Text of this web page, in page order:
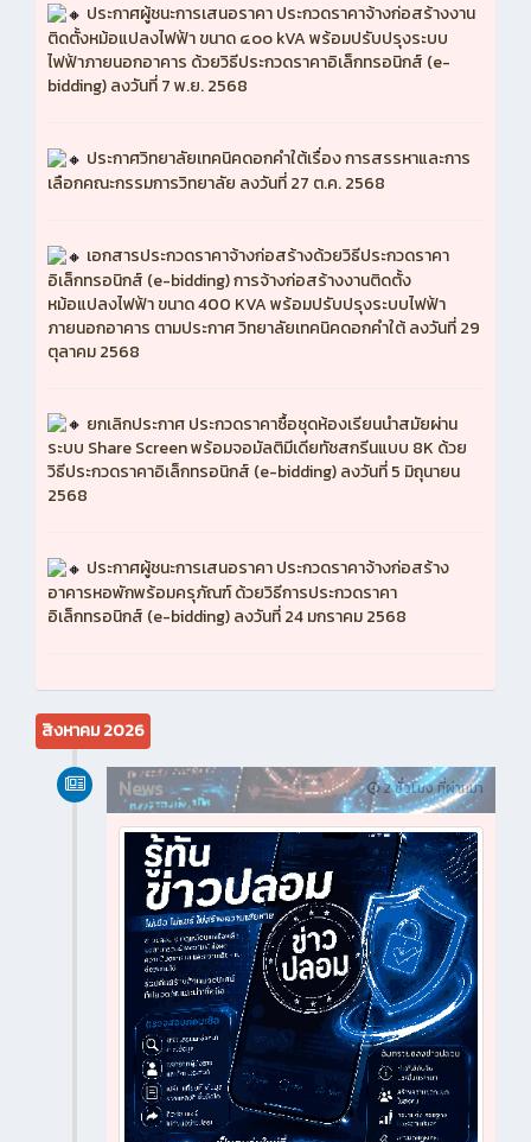
ประกาศผู้ชนะการเสนอราคา ประกวดราคาจ้างก่อสร้างงาน
ติดตั้งหม้อแปลงไฟฟ้า ขนาด ๔๐๐ kVA พร้อมปรับปรุงระบบ
ไฟฟ้าภายนอกอาคาร ด้วยวิธีประกวดราคาอิเล็กทรอนิกส์ (e-
bidding) ลงวันที่ 7 พ.ย. 2568
ประกาศวิทยาลัยเทคนิคดอกคำใต้เรื่อง การสรรหาและการ
เลือกคณะกรรมการวิทยาลัย ลงวันที่ 27 ต.ค. 2568
เอกสารประกวดราคาจ้างก่อสร้างด้วยวิธีประกวดราคา
อิเล็กทรอนิกส์ (e-bidding) การจ้างก่อสร้างงานติดตั้ง
หม้อแปลงไฟฟ้า ขนาด 400 KVA พร้อมปรับปรุงระบบไฟฟ้า
ภายนอกอาคาร ตามประกาศ วิทยาลัยเทคนิคดอกคำใต้ ลงวันที่ 29
ตุลาคม 2568
ยกเลิกประกาศ ประกวดราคาซื้อชุดห้องเรียนนำสมัยผ่าน
ระบบ Share Screen พร้อมจอมัลติมีเดียทัชสกรีนแบบ 8K ด้วย
วิธีประกวดราคาอิเล็กทรอนิกส์ (e-bidding) ลงวันที่ 5 มิถุนายน
2568
ประกาศผู้ชนะการเสนอราคา ประกวดราคาจ้างก่อสร้าง
อาคารหอพักพร้อมครุภัณฑ์ ด้วยวิธีการประกวดราคา
อิเล็กทรอนิกส์ (e-bidding) ลงวันที่ 24 มกราคม 2568
สิงหาคม 2026
2 ชั่วโมง ที่ผ่านมา
News